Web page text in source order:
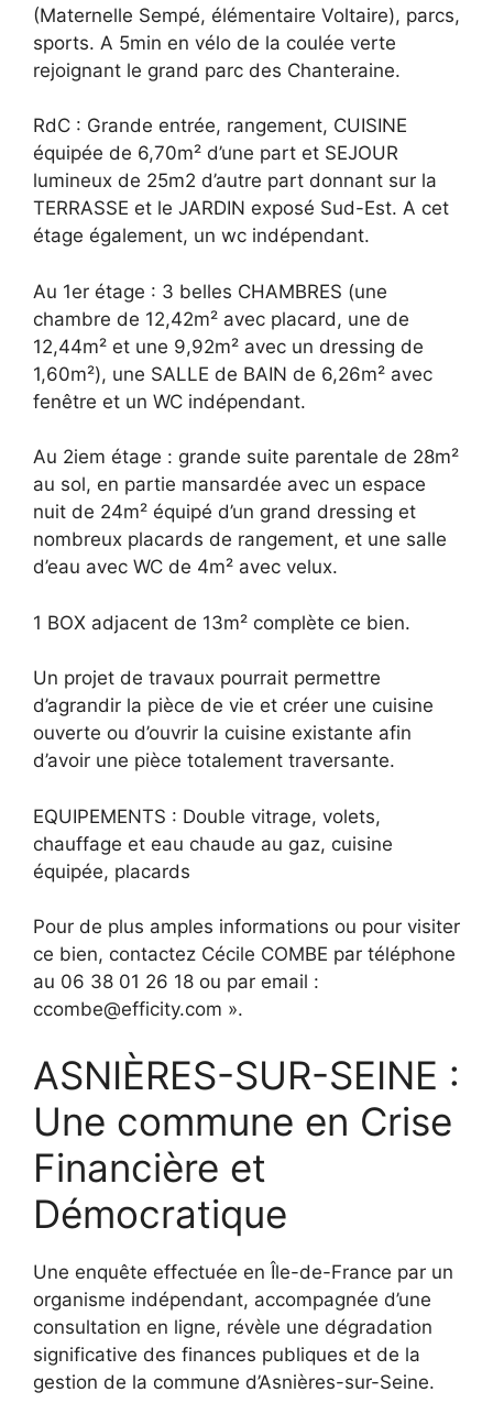
(Maternelle Sempé, élémentaire Voltaire), parcs,
sports. A 5min en vélo de la coulée verte
rejoignant le grand parc des Chanteraine.
RdC : Grande entrée, rangement, CUISINE
équipée de 6,70m² d’une part et SEJOUR
lumineux de 25m2 d’autre part donnant sur la
TERRASSE et le JARDIN exposé Sud-Est. A cet
étage également, un wc indépendant.
Au 1er étage : 3 belles CHAMBRES (une
chambre de 12,42m² avec placard, une de
12,44m² et une 9,92m² avec un dressing de
1,60m²), une SALLE de BAIN de 6,26m² avec
fenêtre et un WC indépendant.
Au 2iem étage : grande suite parentale de 28m²
au sol, en partie mansardée avec un espace
nuit de 24m² équipé d’un grand dressing et
nombreux placards de rangement, et une salle
d’eau avec WC de 4m² avec velux.
1 BOX adjacent de 13m² complète ce bien.
Un projet de travaux pourrait permettre
d’agrandir la pièce de vie et créer une cuisine
ouverte ou d’ouvrir la cuisine existante afin
d’avoir une pièce totalement traversante.
EQUIPEMENTS : Double vitrage, volets,
chauffage et eau chaude au gaz, cuisine
équipée, placards
Pour de plus amples informations ou pour visiter
ce bien, contactez Cécile COMBE par téléphone
au 06 38 01 26 18 ou par email :
ccombe@efficity.com ».
ASNIÈRES-SUR-SEINE :
Une commune en Crise
Financière et
Démocratique
Une enquête effectuée en Île-de-France par un
organisme indépendant, accompagnée d’une
consultation en ligne, révèle une dégradation
significative des finances publiques et de la
gestion de la commune d’Asnières-sur-Seine.